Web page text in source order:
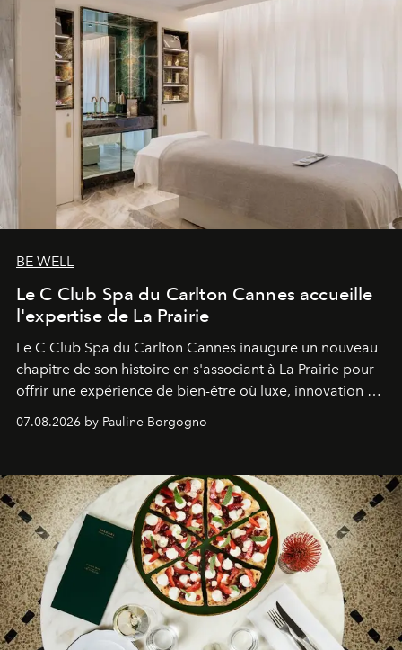
BE WELL
Le C Club Spa du Carlton Cannes accueille
l'expertise de La Prairie
Le C Club Spa du Carlton Cannes inaugure un nouveau
chapitre de son histoire en s'associant à La Prairie pour
offrir une expérience de bien-être où luxe, innovation et
07.08.2026 by Pauline Borgogno